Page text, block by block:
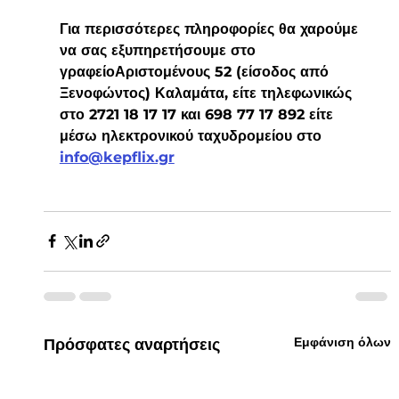
Για περισσότερες πληροφορίες θα χαρούμε
να σας εξυπηρετήσουμε στο
γραφείοΑριστομένους 52 (είσοδος από
Ξενοφώντος) Καλαμάτα, είτε τηλεφωνικώς
στο 2721 18 17 17 και 698 77 17 892 είτε
μέσω ηλεκτρονικού ταχυδρομείου στο
info@kepflix.gr
Πρόσφατες αναρτήσεις Εμφάνιση όλων